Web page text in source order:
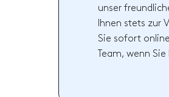
unser
Ihnen stets zur
Sie sofort
Team, wenn